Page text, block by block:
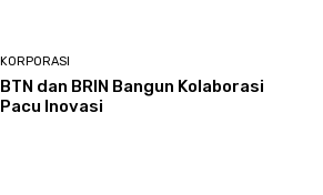
KORPORASI
BTN dan BRIN Bangun Kolaborasi
Pacu Inovasi